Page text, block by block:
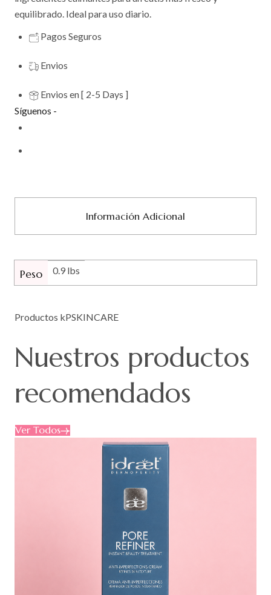
equilibrado. Ideal para uso diario.
Pagos Seguros
Envios
Envios en [ 2-5 Days ]
Síguenos -
Información Adicional
Peso 0.9 lbs
Productos kPSKINCARE
Nuestros productos
recomendados
Ver Todos